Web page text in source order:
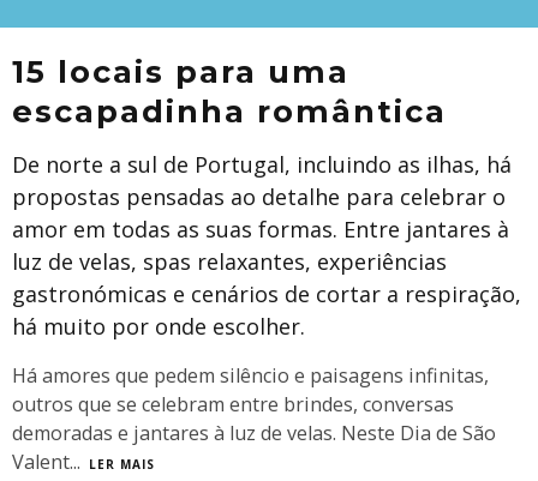
15 locais para uma
escapadinha romântica
De norte a sul de Portugal, incluindo as ilhas, há
propostas pensadas ao detalhe para celebrar o
amor em todas as suas formas. Entre jantares à
luz de velas, spas relaxantes, experiências
gastronómicas e cenários de cortar a respiração,
há muito por onde escolher.
Há amores que pedem silêncio e paisagens infinitas,
outros que se celebram entre brindes, conversas
demoradas e jantares à luz de velas. Neste Dia de São
Valent... LER MAIS